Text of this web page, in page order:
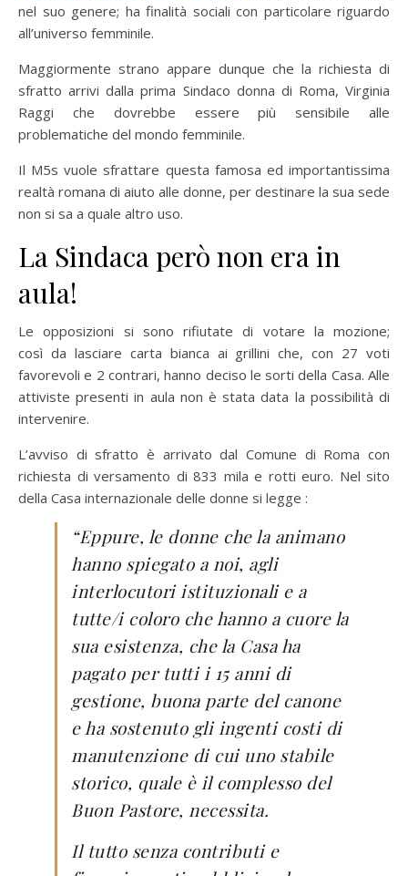
nel suo genere; ha finalità sociali con particolare riguardo
all’universo femminile.
Maggiormente strano appare dunque che la richiesta di
sfratto arrivi dalla prima Sindaco donna di Roma, Virginia
Raggi che dovrebbe essere più sensibile alle
problematiche del mondo femminile.
Il M5s vuole sfrattare questa famosa ed importantissima
realtà romana di aiuto alle donne, per destinare la sua sede
non si sa a quale altro uso.
La Sindaca però non era in
aula!
Le opposizioni si sono rifiutate di votare la mozione;
così da lasciare carta bianca ai grillini che, con 27 voti
favorevoli e 2 contrari, hanno deciso le sorti della Casa. Alle
attiviste presenti in aula non è stata data la possibilità di
intervenire.
L’avviso di sfratto è arrivato dal Comune di Roma con
richiesta di versamento di 833 mila e rotti euro. Nel sito
della Casa internazionale delle donne si legge :
“Eppure, le donne che la animano
hanno spiegato a noi, agli
interlocutori istituzionali e a
tutte/i coloro che hanno a cuore la
sua esistenza, che la Casa ha
pagato per tutti i 15 anni di
gestione, buona parte del canone
e ha sostenuto gli ingenti costi di
manutenzione di cui uno stabile
storico, quale è il complesso del
Buon Pastore, necessita.
Il tutto senza contributi e